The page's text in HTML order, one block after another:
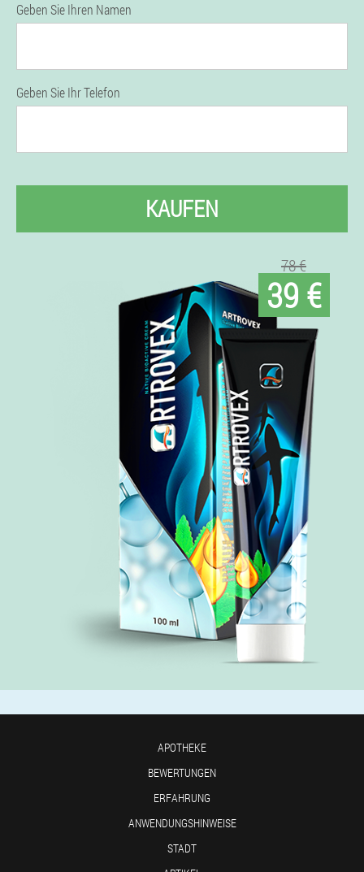
Geben Sie Ihren Namen
Geben Sie Ihr Telefon
KAUFEN
78 €
39 €
APOTHEKE
BEWERTUNGEN
ERFAHRUNG
ANWENDUNGSHINWEISE
STADT